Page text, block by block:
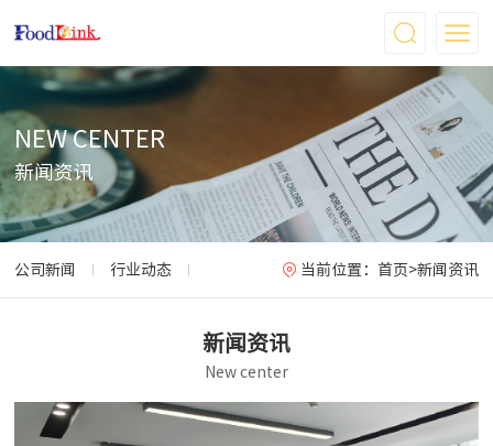
NEW CENTER
新闻资讯
公司新闻 行业动态 当前位置： 首页>新闻资讯
新闻资讯
New center